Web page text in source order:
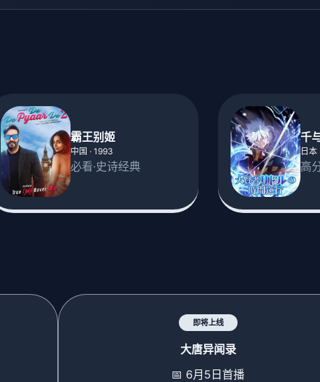
霸王别姬
中国 · 1993
必看·史诗经典
千
日本
高
即将上线
大唐异闻录
📅 6月5日首播